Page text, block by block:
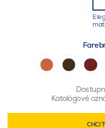
Katalógové
CHCI